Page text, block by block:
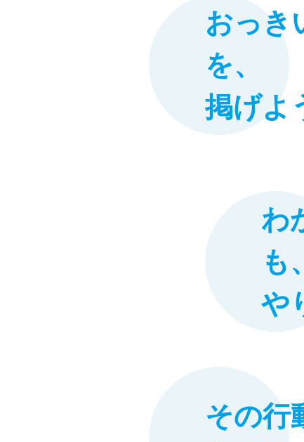
おっき
を、
掲げよ
わ
も、
や
その行